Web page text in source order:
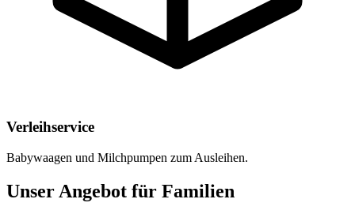
Verleihservice
Babywaagen und Milchpumpen zum Ausleihen.
Unser Angebot für Familien